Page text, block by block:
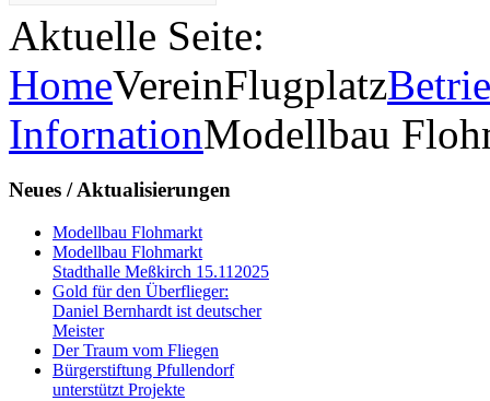
Aktuelle Seite:
HomeVereinFlugplatz
InfornationModellbau
Neues / Aktualisierungen
Modellbau Flohmarkt
Modellbau Flohmarkt
Stadthalle Meßkirch 15.112025
Gold für den Überflieger:
Daniel Bernhardt ist deutscher
Meister
Der Traum vom Fliegen
Bürgerstiftung Pfullendorf
unterstützt Projekte